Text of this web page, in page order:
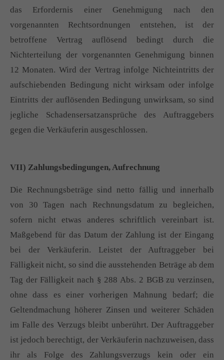
das Erfordernis einer Genehmigung nach den
vorgenannten Rechtsordnungen entstehen, ist der
betroffene Vertrag auflösend bedingt durch die
Nichterteilung der vorgenannten Genehmigung binnen
12 Monaten. Wird der Vertrag infolge Nichteintritts der
aufschiebenden Bedingung nicht wirksam oder infolge
Eintritts der auflösenden Bedingung unwirksam, so sind
jegliche Schadensersatzansprüche des Auftraggebers
gegen die Verkäuferin ausgeschlossen.
VII) Zahlungsbedingungen, Aufrechnung
Die Rechnungsbeträge sind netto fällig und innerhalb
von 30 Tagen nach Rechnungsdatum zu begleichen,
sofern nicht etwas anderes schriftlich vereinbart ist.
Maßgebend für das Datum der Zahlung ist der Eingang
bei der Verkäuferin. Leistet der Auftraggeber bei
Fälligkeit nicht, so sind die ausstehenden Beträge ab dem
Tag der Fälligkeit nach § 288 Abs. 2 BGB zu verzinsen,
ohne dass es einer vorherigen Mahnung bedarf; die
Geltendmachung höherer Zinsen und weiterer Schäden
im Falle des Verzugs bleibt unberührt. Der Auftraggeber
ist jedoch berechtigt, der Verkäuferin nachzuweisen, dass
ihr als Folge des Zahlungsverzugs kein oder ein